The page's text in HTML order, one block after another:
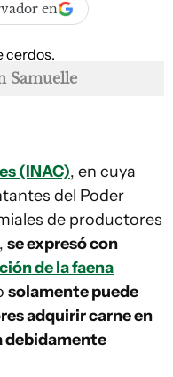
en
Samuelle
(INAC), en cuya
del Poder
de productores
se expresó con
de la faena
solamente puede
adquirir carne en
debidamente